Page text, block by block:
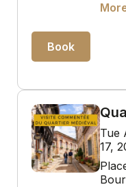
Book
Tue
17,